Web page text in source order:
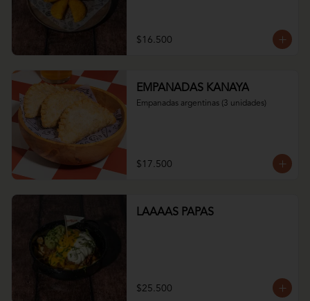
$16.500
EMPANADAS KANAYA
Empanadas argentinas (3 unidades)
$17.500
LAAAAS PAPAS
$25.500